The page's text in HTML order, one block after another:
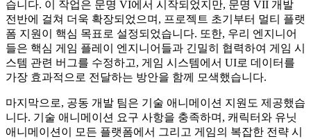
습니다. 이 작업은 문명 VI에서 시작되었지만, 문명 VII 개발
전반에 걸쳐 더욱 확장되었으며, 프로젝트 초기부터 멀티 플랫
폼 지원이 핵심 목표로 설정되었습니다. 또한, 우리 엔지니어
들은 핵심 게임 플레이 엔지니어들과 긴밀히 협력하여 게임 시
스템 관련 버그를 수정하고, 게임 시스템에서 UI로 데이터를
가장 효과적으로 전달하는 방안을 함께 모색했습니다.
마지막으로, 공동 개발 팀은 기술 애니메이션 지원도 제공했습
니다. 기술 애니메이션 요구 사항을 충족하며, 캐릭터와 유닛
애니메이션이 모든 플랫폼에서 그리고 게임의 복잡한 전략 시